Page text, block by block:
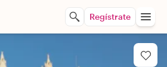
Regístrate